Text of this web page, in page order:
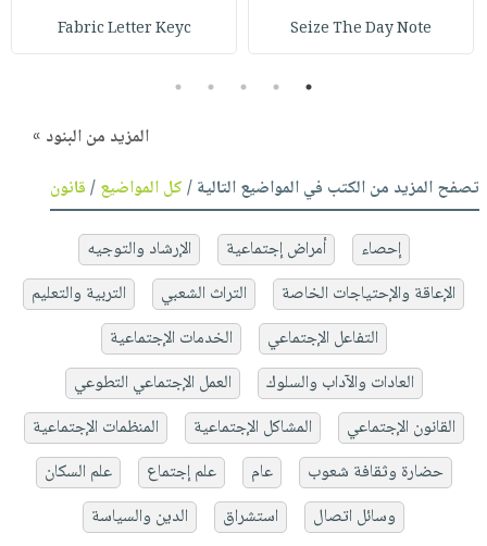
Seize The Day Note
Fabric Letter Keyc
1
2
3
4
5
المزيد من البنود »
تصفح المزيد من الكتب في المواضيع التالية /كل المواضيع/قانون
إحصاء أمراض إجتماعية
الإرشاد والتوجيه
الإعاقة والإحتياجات الخاصة
التراث الشعبي
التربية والتعليم
التفاعل الإجتماعي
الخدمات الإجتماعية
العادات والآداب والسلوك
العمل الإجتماعي التطوعي
القانون الإجتماعي
المشاكل الإجتماعية
المنظمات الإجتماعية
حضارة وثقافة شعوب
عام علم إجتماع
علم السكان
وسائل اتصال
استشراق
الدين والسياسة